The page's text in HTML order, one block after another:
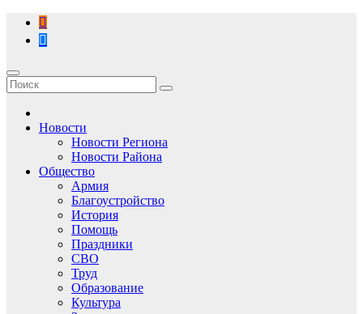
Перейти
содержимому
Новости
Новости Региона
Новости Района
Общество
Армия
Благоустройство
История
Помощь
Праздники
СВО
Труд
Образование
Культура